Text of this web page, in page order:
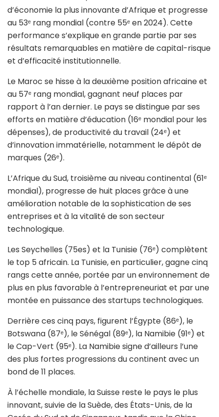
d’économie la plus innovante d’Afrique et progresse
au 53ᵉ rang mondial (contre 55ᵉ en 2024). Cette
performance s’explique en grande partie par ses
résultats remarquables en matière de capital-risque
et d’efficacité institutionnelle.
Le Maroc se hisse à la deuxième position africaine et
au 57ᵉ rang mondial, gagnant neuf places par
rapport à l’an dernier. Le pays se distingue par ses
efforts en matière d’éducation (16ᵉ mondial pour les
dépenses), de productivité du travail (24ᵉ) et
d’innovation immatérielle, notamment le dépôt de
marques (26ᵉ).
L’Afrique du Sud, troisième au niveau continental (61ᵉ
mondial), progresse de huit places grâce à une
amélioration notable de la sophistication de ses
entreprises et à la vitalité de son secteur
technologique.
Les Seychelles (75es) et la Tunisie (76ᵉ) complètent
le top 5 africain. La Tunisie, en particulier, gagne cinq
rangs cette année, portée par un environnement de
plus en plus favorable à l’entrepreneuriat et par une
montée en puissance des startups technologiques.
Derrière ces cinq pays, figurent l’Égypte (86ᵉ), le
Botswana (87ᵉ), le Sénégal (89ᵉ), la Namibie (91ᵉ) et
le Cap-Vert (95ᵉ). La Namibie signe d’ailleurs l’une
des plus fortes progressions du continent avec un
bond de 11 places.
À l’échelle mondiale, la Suisse reste le pays le plus
innovant, suivie de la Suède, des États-Unis, de la